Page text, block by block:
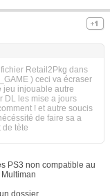
Retail2Pkg dans
) ceci va écraser
jeu injouable autre
DL les mise a jours
! et autre soucis
de faire sa a
de tète
PS3 non compatible au
dossier